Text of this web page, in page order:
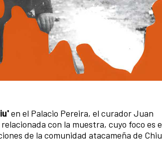
en el Palacio Pereira, el curador Juan
con la muestra, cuyo foco es
de la comunidad atacameña de Chiu